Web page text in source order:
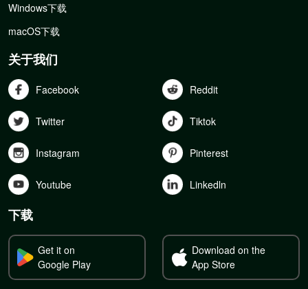
Windows下载
macOS下载
关于我们
Facebook Reddit
Twitter Tiktok
Instagram Pinterest
Youtube Linkedln
下载
Get it on
Google Play
Download on the
App Store